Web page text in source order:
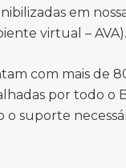
em
virtual – AVA).
com mais de
por todo o
o suporte